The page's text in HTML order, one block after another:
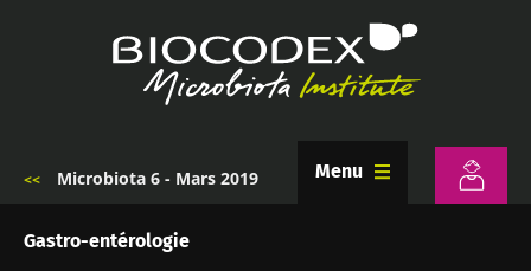
Microbiota 6 - Mars 2019 Menu
Gastro-entérologie